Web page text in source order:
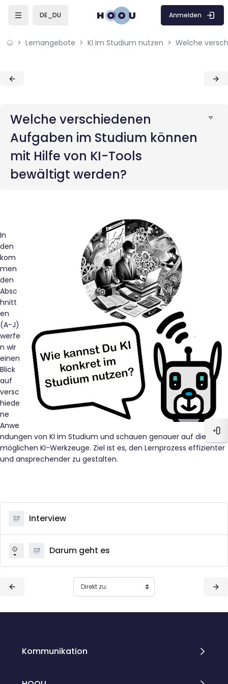
Skip to sidebar navigation menu
Skip to mobile navigation menu
Skip to sidebar hidden blocks
DE_DU Anmelden
Lernangebote KI im Studium nutzen
Blöcke
Blöcke
Welche verschiedenen
Aufgaben im Studium können
mit Hilfe von KI-Tools
bewältigt werden?
In
den
kom
men
den
Absc
hnitt
en
(A-J)
werfe
n wir
einen
Blick
auf
versc
hiede
ne
Anwe
ndungen von KI im Studium und schauen genauer auf die
möglichen KI-Werkzeuge. Ziel ist es, den Lernprozess effizienter
und ansprechender zu gestalten.
Interview
Darum geht es
Kommunikation